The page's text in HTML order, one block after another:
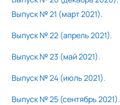
Выпуск № 21 (март 2021).
Выпуск № 22 (апрель 2021).
Выпуск № 23 (май 2021).
Выпуск № 24 (июль 2021).
Выпуск № 25 (сентябрь 2021).